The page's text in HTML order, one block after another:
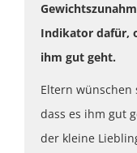
Indikator dafür,
ihm gut geht.
Eltern
dass es ihm gut
der kleine